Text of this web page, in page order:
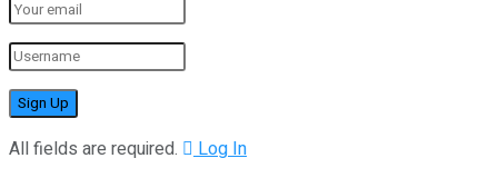
All fields are required. Log In